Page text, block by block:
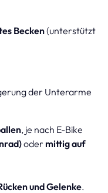
Becken(unterstützt
der Unterarme
, je nach E-Bike
oder mittig auf
und Gelenke.